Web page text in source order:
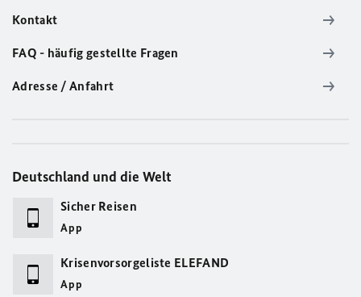
Kontakt
FAQ - häufig gestellte Fragen
Adresse / Anfahrt
Deutschland und die Welt
Sicher Reisen
App
Krisenvorsorgeliste ELEFAND
App